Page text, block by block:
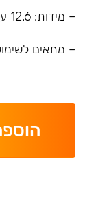
– מידות: 12.6 על 15.5 ס””מ.
– מתאים